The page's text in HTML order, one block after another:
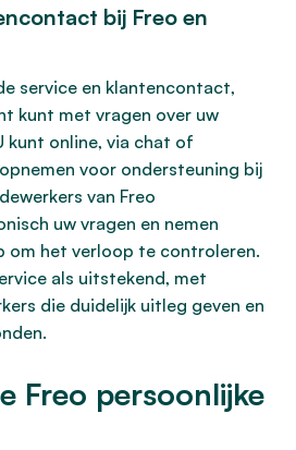
bij Freo en
service en klantencontact,
kunt met vragen over uw
kunt online, via chat of
voor ondersteuning bij
van Freo
uw vragen en nemen
het verloop te controleren.
als uitstekend, met
die duidelijk uitleg geven en
Freo persoonlijke